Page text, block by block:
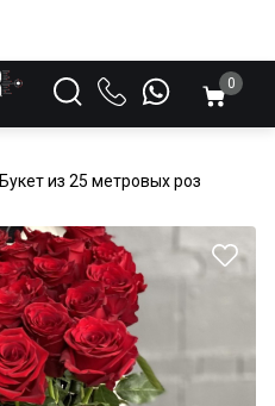
0
Букет из 25 метровых роз